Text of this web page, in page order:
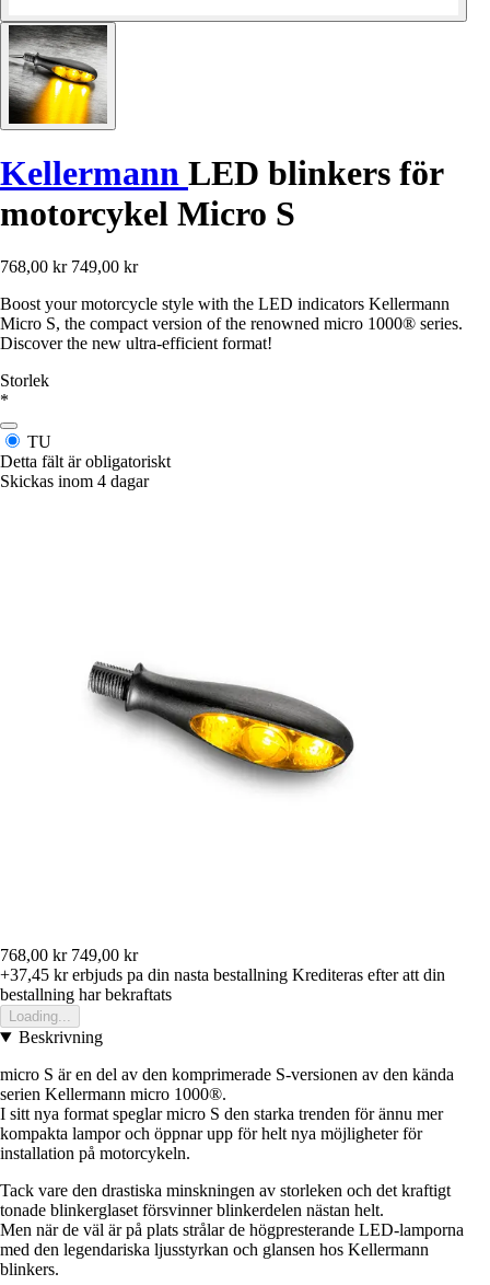
Kellermann LED blinkers för
motorcykel Micro S
768,00 kr 749,00 kr
Boost your motorcycle style with the LED indicators Kellermann
Micro S, the compact version of the renowned micro 1000® series.
Discover the new ultra-efficient format!
Storlek
*
TU
Detta fält är obligatoriskt
Skickas inom 4 dagar
768,00 kr 749,00 kr
+37,45 krerbjuds pa din nasta bestallning Krediteras efter att din
bestallning har bekraftats
Loading...
Beskrivning
micro S är en del av den komprimerade S-versionen av den kända
serien Kellermann micro 1000®.
I sitt nya format speglar micro S den starka trenden för ännu mer
kompakta lampor och öppnar upp för helt nya möjligheter för
installation på motorcykeln.
Tack vare den drastiska minskningen av storleken och det kraftigt
tonade blinkerglaset försvinner blinkerdelen nästan helt.
Men när de väl är på plats strålar de högpresterande LED-lamporna
med den legendariska ljusstyrkan och glansen hos Kellermann
blinkers.